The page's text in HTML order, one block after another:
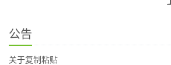
公告
关于复制粘贴